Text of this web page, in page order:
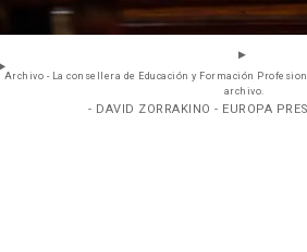
Archivo - La consellera de Educación y Formación
archivo.
- DAVID ZORRAKINO - EUROPA